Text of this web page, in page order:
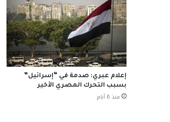
إعلام عبري: صدمة في “إسرائيل”
بسبب التحرك المصري الأخير
منذ 6 أيام